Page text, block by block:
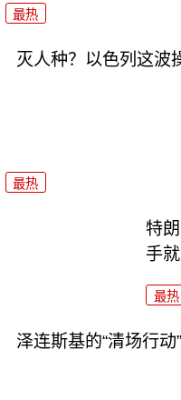
最热
灭人种？以色列这波
最热
特
手
最热
泽连斯基的“清场行动